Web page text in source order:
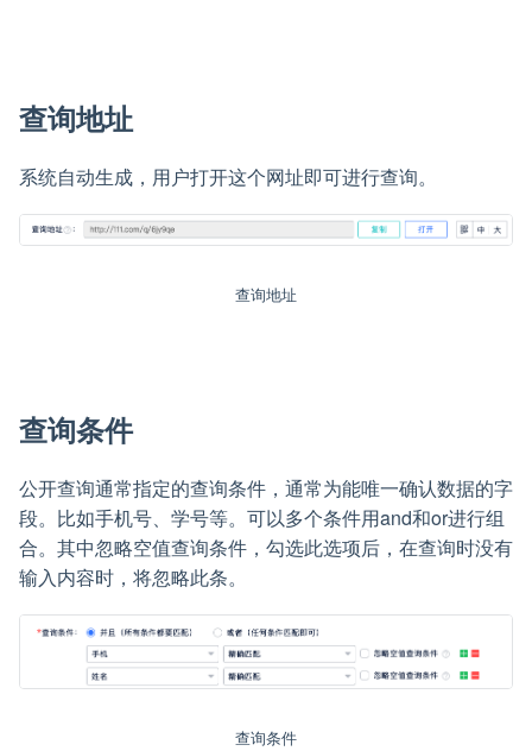
查询地址
系统自动生成，用户打开这个网址即可进行查询。
查询地址
查询条件
公开查询通常指定的查询条件，通常为能唯一确认数据的字
段。比如手机号、学号等。可以多个条件用and和or进行组
合。其中忽略空值查询条件，勾选此选项后，在查询时没有
输入内容时，将忽略此条。
查询条件